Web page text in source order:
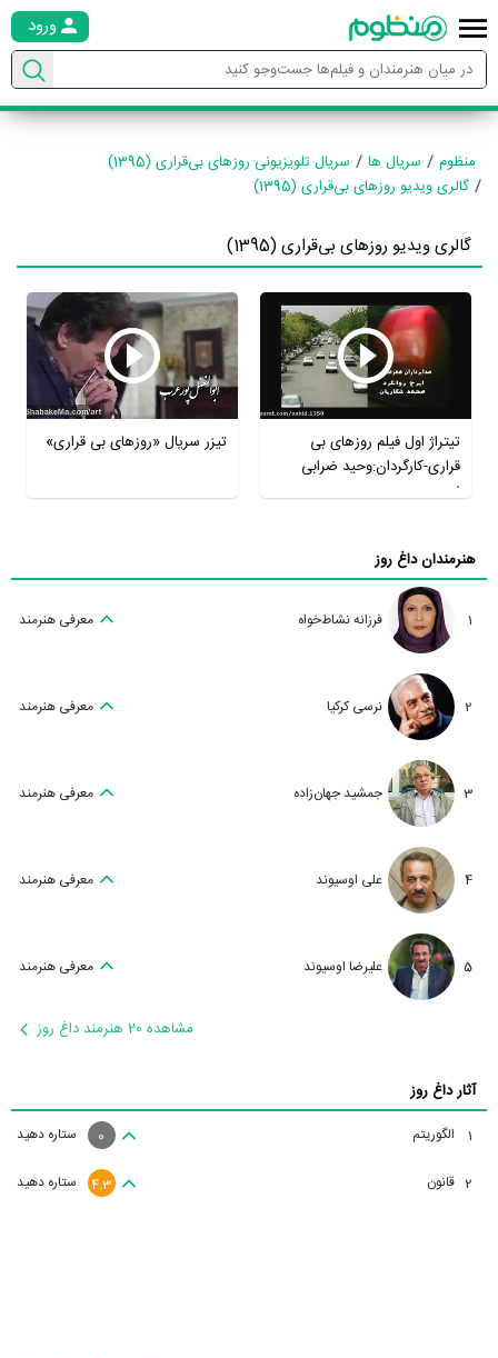
ورود
منظوم سریال ها
سریال تلویزیونی روزهای بی‌قراری (1395)
گالری ویدیو روزهای بی‌قراری (1395)
گالری ویدیو روزهای بی‌قراری (1395)
تیتراژ اول فیلم روزهای بی
قراری-کارگردان:وحید ضرابی
نسب
تیزر سریال «روزهای بی قراری»
هنرمندان داغ روز
1 فرزانه نشاط‌خواه معرفی هنرمند
2 نرسی کرکیا معرفی هنرمند
3 جمشید جهان‌زاده معرفی هنرمند
4 علی اوسیوند معرفی هنرمند
5 علیرضا اوسیوند معرفی هنرمند
مشاهده 20 هنرمند داغ روز
آثار داغ روز
1 الگوریتم ستاره دهید 0
2 قانون ستاره دهید 4.3